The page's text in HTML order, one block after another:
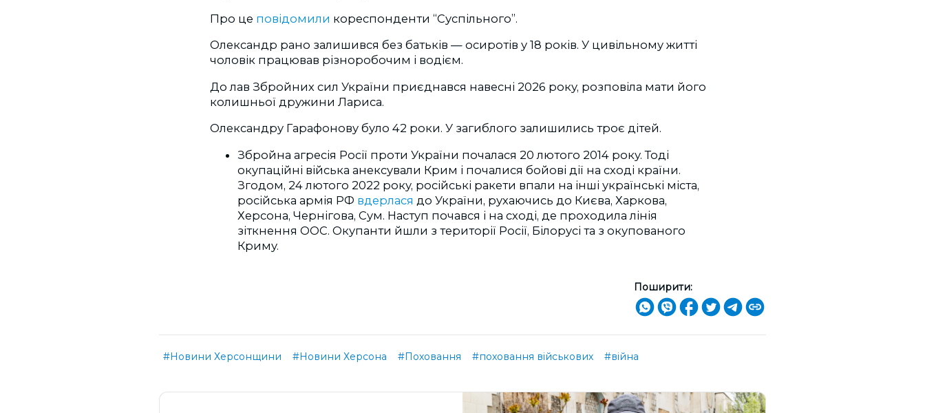
Про це повідомили кореспонденти “Суспільного”.
Олександр рано залишився без батьків — осиротів у 18 років. У цивільному житті
чоловік працював різноробочим і водієм.
До лав Збройних сил України приєднався навесні 2026 року, розповіла мати його
колишньої дружини Лариса.
Олександру Гарафонову було 42 роки. У загиблого залишились троє дітей.
Збройна агресія Росії проти України почалася 20 лютого 2014 року. Тоді
окупаційні війська анексували Крим і почалися бойові дії на сході країни.
Згодом, 24 лютого 2022 року, російські ракети впали на інші українські міста,
російська армія РФ вдерлася до України, рухаючись до Києва, Харкова,
Херсона, Чернігова, Сум. Наступ почався і на сході, де проходила лінія
зіткнення ООС. Окупанти йшли з території Росії, Білорусі та з окупованого
Криму.
Поширити:
#Новини Херсонщини #Новини Херсона #Поховання #поховання військових #війна